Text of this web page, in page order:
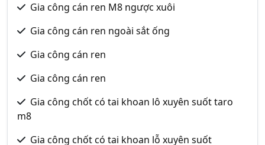
Gia công cán ren M8 ngược xuôi
Gia công cán ren ngoài sắt ống
Gia công cán ren
Gia công cán ren
Gia công chốt có tai khoan lô xuyên suốt taro
m8
Gia công chốt có tai khoan lỗ xuyên suốt